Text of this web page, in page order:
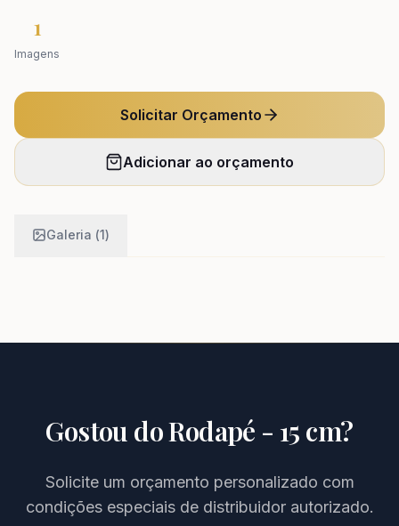
1
Imagens
Solicitar Orçamento
Adicionar ao orçamento
Galeria (1)
Gostou doRodapé - 15 cm?
Solicite um orçamento personalizado com
condições especiais de distribuidor autorizado.